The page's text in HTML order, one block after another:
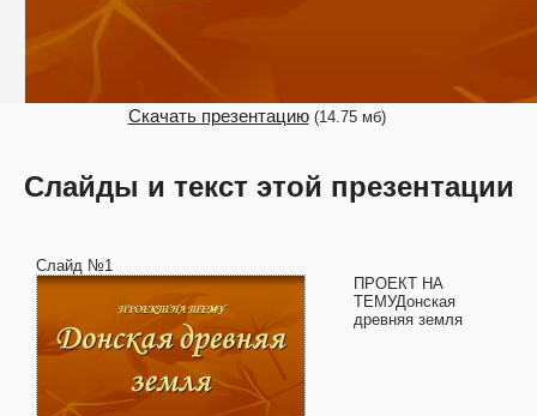
Скачать презентацию(14.75 мб)
Слайды и текст этой презентации
Слайд №1
ПРОЕКТ НА
ТЕМУДонская
древняя земля